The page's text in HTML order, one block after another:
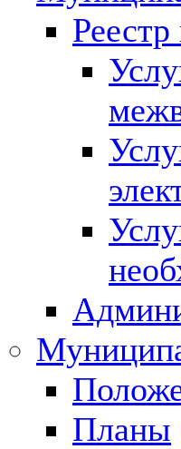
Планы